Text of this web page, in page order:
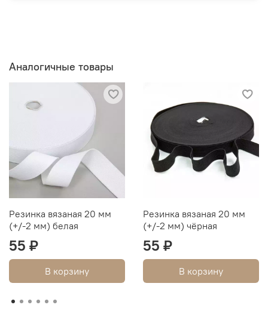
Аналогичные товары
Резинка вязаная 20 мм
(+/-2 мм) белая
55 ₽
В корзину
Резинка вязаная 20 мм
(+/-2 мм) чёрная
55 ₽
В корзину